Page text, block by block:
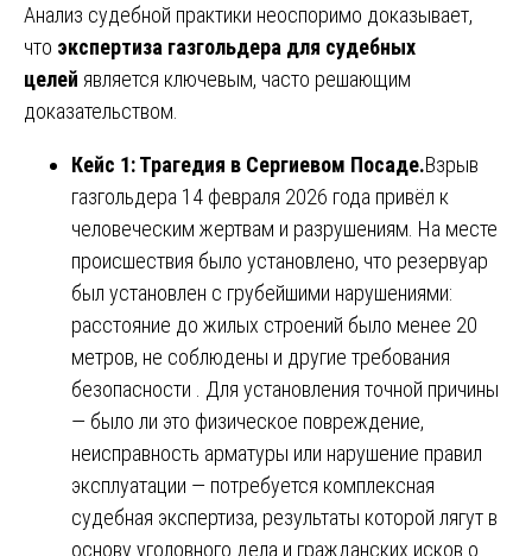
Анализ судебной практики неоспоримо доказывает,
что экспертиза газгольдера для судебных
целей является ключевым, часто решающим
доказательством.
Кейс 1: Трагедия в Сергиевом Посаде.Взрыв
газгольдера 14 февраля 2026 года привёл к
человеческим жертвам и разрушениям. На месте
происшествия было установлено, что резервуар
был установлен с грубейшими нарушениями:
расстояние до жилых строений было менее 20
метров, не соблюдены и другие требования
безопасности . Для установления точной причины
— было ли это физическое повреждение,
неисправность арматуры или нарушение правил
эксплуатации — потребуется комплексная
судебная экспертиза, результаты которой лягут в
основу уголовного дела и гражданских исков о